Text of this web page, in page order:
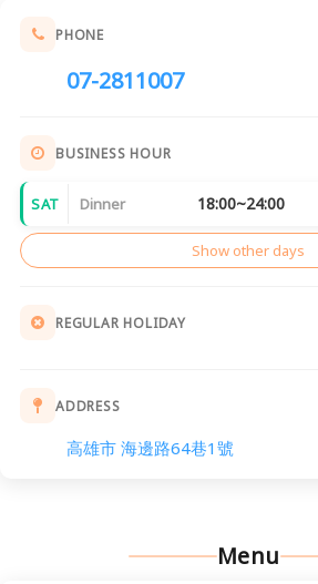
PHONE
07-2811007
BUSINESS HOUR
SAT Dinner 18:00~24:00
Show other days
REGULAR HOLIDAY
ADDRESS
高雄市 海邊路64巷1號
Menu